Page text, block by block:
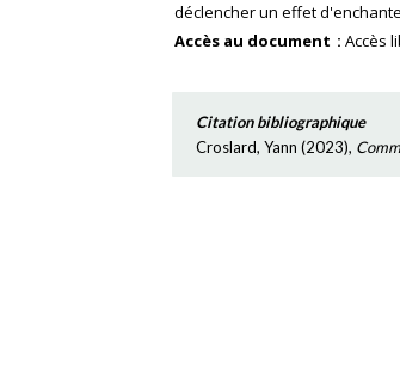
déclencher un effet
Accès au document
Accès
Citation bibliographique
Croslard, Yann (2023),